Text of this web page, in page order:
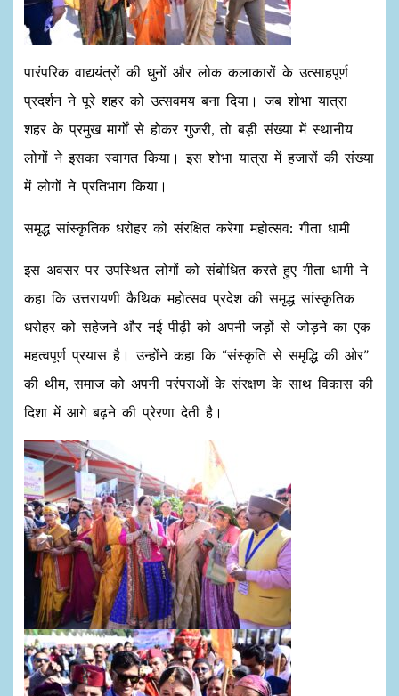
पारंपरिक वाद्ययंत्रों की धुनों और लोक कलाकारों के उत्साहपूर्ण
प्रदर्शन ने पूरे शहर को उत्सवमय बना दिया। जब शोभा यात्रा
शहर के प्रमुख मार्गों से होकर गुजरी, तो बड़ी संख्या में स्थानीय
लोगों ने इसका स्वागत किया। इस शोभा यात्रा में हजारों की संख्या
में लोगों ने प्रतिभाग किया।
समृद्ध सांस्कृतिक धरोहर को संरक्षित करेगा महोत्सव: गीता धामी
इस अवसर पर उपस्थित लोगों को संबोधित करते हुए गीता धामी ने
कहा कि उत्तरायणी कैथिक महोत्सव प्रदेश की समृद्ध सांस्कृतिक
धरोहर को सहेजने और नई पीढ़ी को अपनी जड़ों से जोड़ने का एक
महत्वपूर्ण प्रयास है। उन्होंने कहा कि “संस्कृति से समृद्धि की ओर”
की थीम, समाज को अपनी परंपराओं के संरक्षण के साथ विकास की
दिशा में आगे बढ़ने की प्रेरणा देती है।